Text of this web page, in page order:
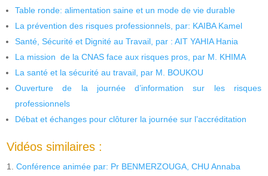
Table ronde: alimentation saine et un mode de vie durable
La prévention des risques professionnels, par: KAIBA Kamel
Santé, Sécurité et Dignité au Travail, par : AIT YAHIA Hania
La mission de la CNAS face aux risques pros, par M. KHIMA
La santé et la sécurité au travail, par M. BOUKOU
Ouverture de la journée d’information sur les risques
professionnels
Débat et échanges pour clôturer la journée sur l’accréditation
Vidéos similaires :
Conférence animée par: Pr BENMERZOUGA, CHU Annaba